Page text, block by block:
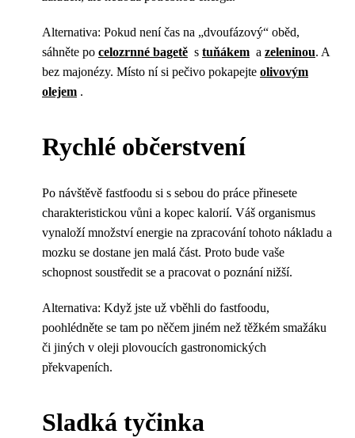
Alternativa: Pokud není čas na „dvoufázový“ oběd,
sáhněte po celozrnné bagetě s tuňákem a zeleninou. A
bez majonézy. Místo ní si pečivo pokapejte olivovým
olejem .
Rychlé občerstvení
Po návštěvě fastfoodu si s sebou do práce přinesete
charakteristickou vůni a kopec kalorií. Váš organismus
vynaloží množství energie na zpracování tohoto nákladu a
mozku se dostane jen malá část. Proto bude vaše
schopnost soustředit se a pracovat o poznání nižší.
Alternativa: Když jste už vběhli do fastfoodu,
poohlédněte se tam po něčem jiném než těžkém smažáku
či jiných v oleji plovoucích gastronomických
překvapeních.
Sladká tyčinka